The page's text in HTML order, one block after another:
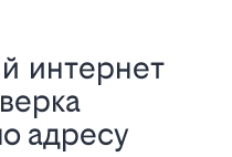
интернет
адресу